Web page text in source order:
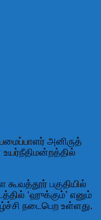
அனிருத்
பகுதியில்
‘ஹுக்கும்’ எனும்
நடைபெற உள்ளது.